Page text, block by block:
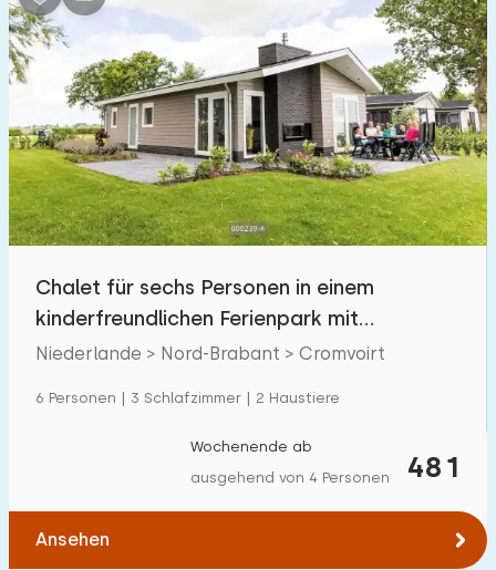
Chalet für sechs Personen in einem
kinderfreundlichen Ferienpark mit
Außenpool
Niederlande > Nord-Brabant > Cromvoirt
6 Personen | 3 Schlafzimmer | 2 Haustiere
481
Wochenende ab
ausgehend von 4 Personen
Ansehen